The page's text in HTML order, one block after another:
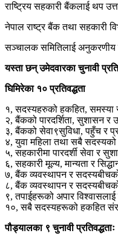
राष्ट्रिय सहकारी बैंकलाई थप
नेपाल राष्ट्र बैंक तथा सहकारी
सञ्चालक समितिलाई अनुकरणीय
यस्ता छन् उमेदवारका चुनावी
घिमिरेका १० प्रतिवद्धता
१, सदस्यहरुको हकहित, समस्या
२, बैंकको पारदर्शिता, सुशासन र
३, बैंकको सेवा९सुविधा, पहुँच र
४, युवा महिला तथा सबै सदस्यको
५, सहकारीमा पारदर्शी सेवा र
६, सहकारी मूल्य, मान्यता र
७, बैंक व्यवस्थापन र
८, बैंक व्यवस्थापन र
९, तपाईहरूको अपार विश्वासलाई
१०, सबै सदस्यहरूको हकहित
पौड्यालका ९ चुनावी प्रतिवद्धताः